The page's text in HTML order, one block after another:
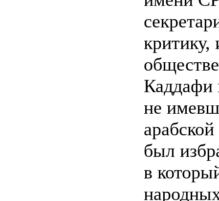
критику,
Каддафи
не
был
в